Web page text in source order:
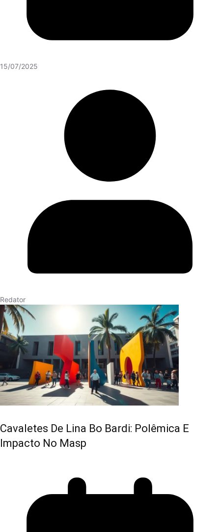
15/07/2025
Redator
Cavaletes De Lina Bo Bardi: Polêmica E
Impacto No Masp